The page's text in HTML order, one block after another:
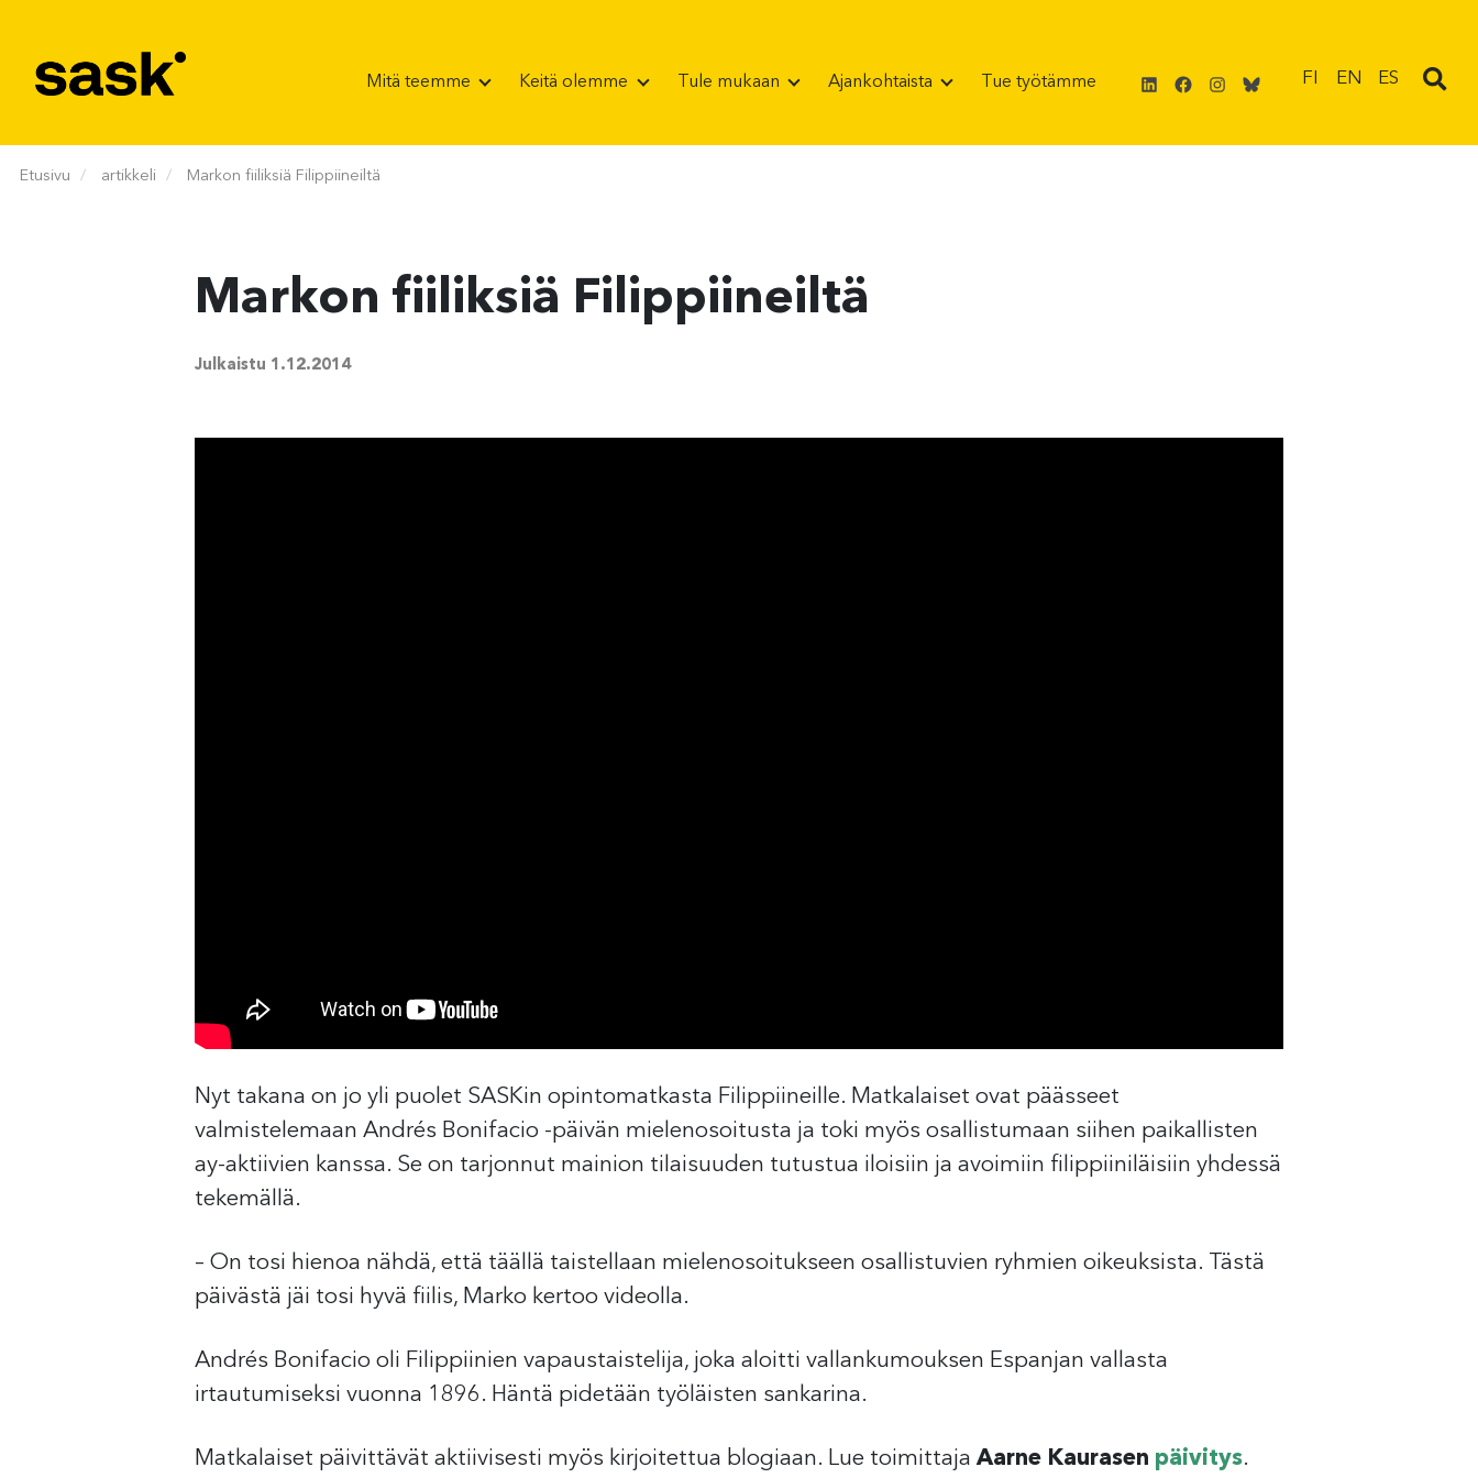
Mitä teemme Keitä olemme Tule mukaan Ajankohtaista Tue työtämme LinkedIn
Facebook
Instagram
Bluesky
FI EN ES
Etusivu artikkeli Markon fiiliksiä Filippiineiltä
Markon fiiliksiä Filippiineiltä
Julkaistu 1.12.2014
Nyt takana on jo yli puolet SASKin opintomatkasta Filippiineille. Matkalaiset ovat päässeet
valmistelemaan Andrés Bonifacio -päivän mielenosoitusta ja toki myös osallistumaan siihen paikallisten
ay-aktiivien kanssa. Se on tarjonnut mainion tilaisuuden tutustua iloisiin ja avoimiin filippiiniläisiin yhdessä
tekemällä.
– On tosi hienoa nähdä, että täällä taistellaan mielenosoitukseen osallistuvien ryhmien oikeuksista. Tästä
päivästä jäi tosi hyvä fiilis, Marko kertoo videolla.
Andrés Bonifacio oli Filippiinien vapaustaistelija, joka aloitti vallankumouksen Espanjan vallasta
irtautumiseksi vuonna 1896. Häntä pidetään työläisten sankarina.
Matkalaiset päivittävät aktiivisesti myös kirjoitettua blogiaan. Lue toimittajaAarne Kaurasen päivitys.